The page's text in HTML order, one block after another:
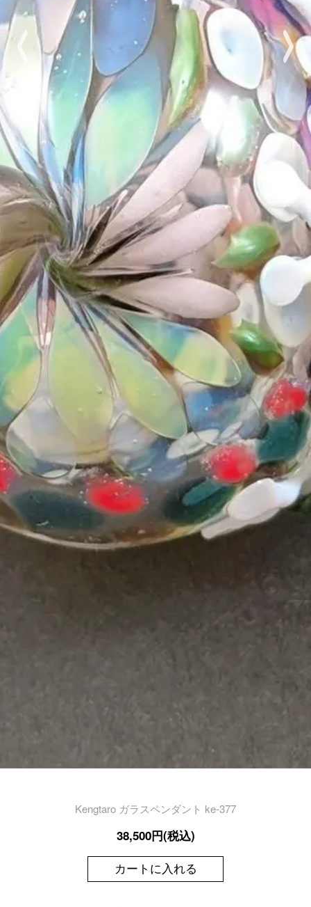
Kengtaro ガラスペンダント ke-377
38,500円(税込)
カートに入れる